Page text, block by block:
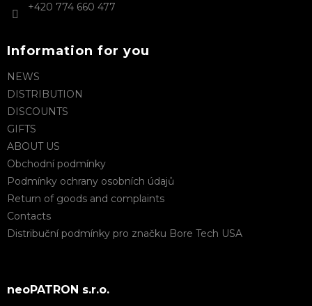
+420 774 660 477
Information for you
NEWS
DISTRIBUTION
DISCOUNTS
GIFTS
ABOUT US
Obchodní podmínky
Podmínky ochrany osobních údajů
Return of goods and complaints
Contacts
Distribuční podmínky pro značku Bore Tech USA
neoPATRON s.r.o.